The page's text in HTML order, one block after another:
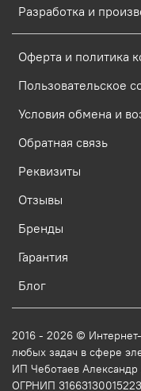
Разработка и
Оферта и политика
Пользовательское
Условия обмена и
Обратная связь
Реквизиты
Отзывы
Бренды
Гарантия
Блог
2016 - 2026 ©
любых задач в сфере
ИП Чеботаев
ОГРНИП